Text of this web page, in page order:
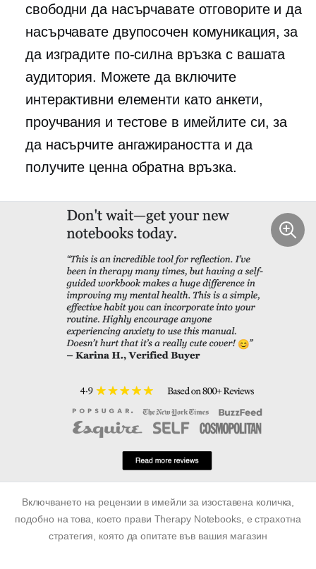
свободни да насърчавате отговорите и да
насърчавате двупосочен комуникация, за
да изградите по-силна връзка с вашата
аудитория. Можете да включите
интерактивни елементи като анкети,
проучвания и тестове в имейлите си, за
да насърчите ангажираността и да
получите ценна обратна връзка.
Включването на рецензии в имейли за изоставена количка,
подобно на това, което прави Therapy Notebooks, е страхотна
стратегия, която да опитате във вашия магазин